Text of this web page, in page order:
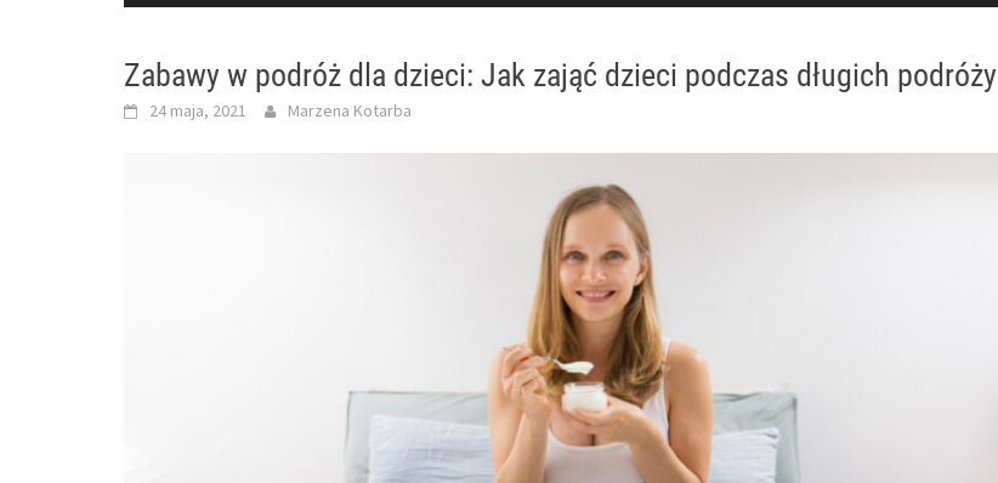
Zabawy w podróż dla dzieci: Jak zająć dzieci podczas długich podróży
24 maja, 2021 Marzena Kotarba